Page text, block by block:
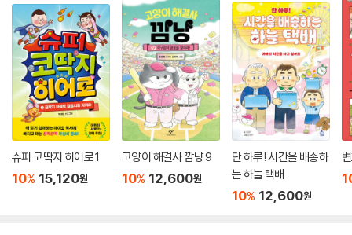
슈퍼 코딱지 히어로 1
10% 15,120원
고양이 해결사 깜냥 9
10% 12,600원
단 하루! 시간을 배송하
는 하늘 택배
10% 12,600원